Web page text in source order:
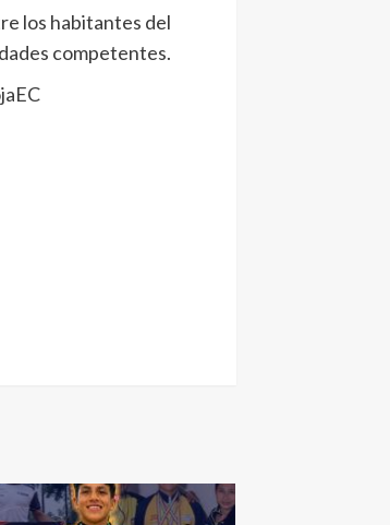
los habitantes del
competentes.